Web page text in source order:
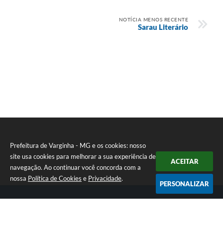
Prefeitura de Varginha - MG e os cookies: nosso
site usa cookies para melhorar a sua experiência de
navegação. Ao continuar você concorda com a
nossa Política de Cookies e Privacidade.
ACEITAR
PERSONALIZAR
NOTÍCIA MENOS RECENTE
Sarau Literário